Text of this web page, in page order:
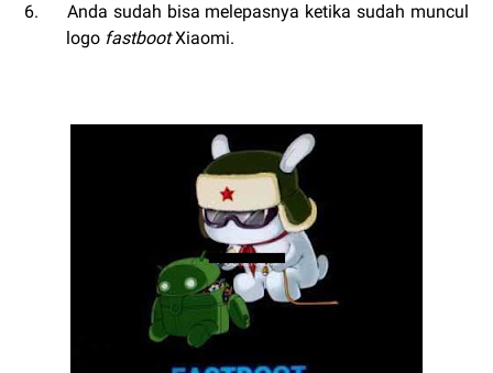
6.
Anda sudah bisa melepasnya ketika sudah muncul
logo fastbootXiaomi.